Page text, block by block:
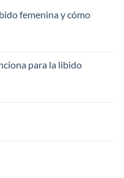
femenina y cómo
para la libido